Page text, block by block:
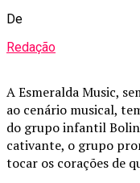
De
Redação
A Esmeralda Music,
ao cenário musical,
do grupo infantil
cativante, o grupo
tocar os corações de